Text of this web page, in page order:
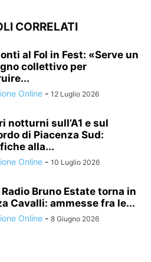
CORRELATI
al Fol in Fest: «Serve un
collettivo per
Online - 12 Luglio 2026
notturni sull’A1 e sul
di Piacenza Sud:
alla...
Online - 10 Luglio 2026
Radio Bruno Estate torna in
Cavalli: ammesse fra le...
Online - 8 Giugno 2026